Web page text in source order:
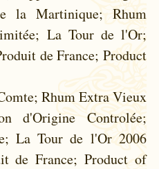
la Martinique; Rhum
La Tour de l'Or;
de France; Product
Rhum Extra Vieux
d'Origine Controlée;
La Tour de l'Or 2006
de France; Product of